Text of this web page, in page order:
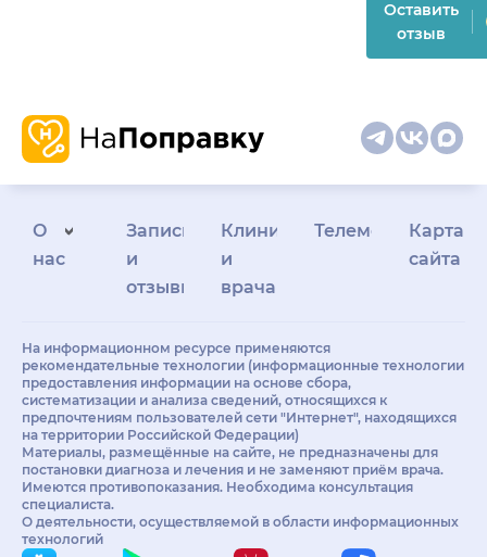
Оставить
отзыв
О
нас
Запись
и
отзывы
Клиникам
и
врачам
Телемедицина
Карта
сайта
На информационном ресурсе применяются
рекомендательные технологии (информационные технологии
предоставления информации на основе сбора,
систематизации и анализа сведений, относящихся к
предпочтениям пользователей сети "Интернет", находящихся
на территории Российской Федерации)
Материалы, размещённые на сайте, не предназначены для
постановки диагноза и лечения и не заменяют приём врача.
Имеются противопоказания. Необходима консультация
специалиста.
О деятельности, осуществляемой в области информационных
технологий